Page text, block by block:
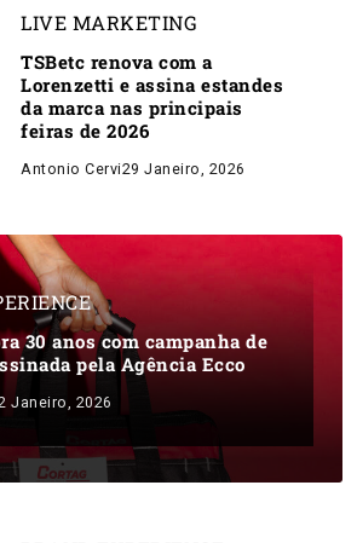
LIVE MARKETING
TSBetc renova com a
Lorenzetti e assina estandes
da marca nas principais
feiras de 2026
Antonio Cervi29 Janeiro, 2026
30 anos com campanha de
pela Agência Ecco
Janeiro, 2026